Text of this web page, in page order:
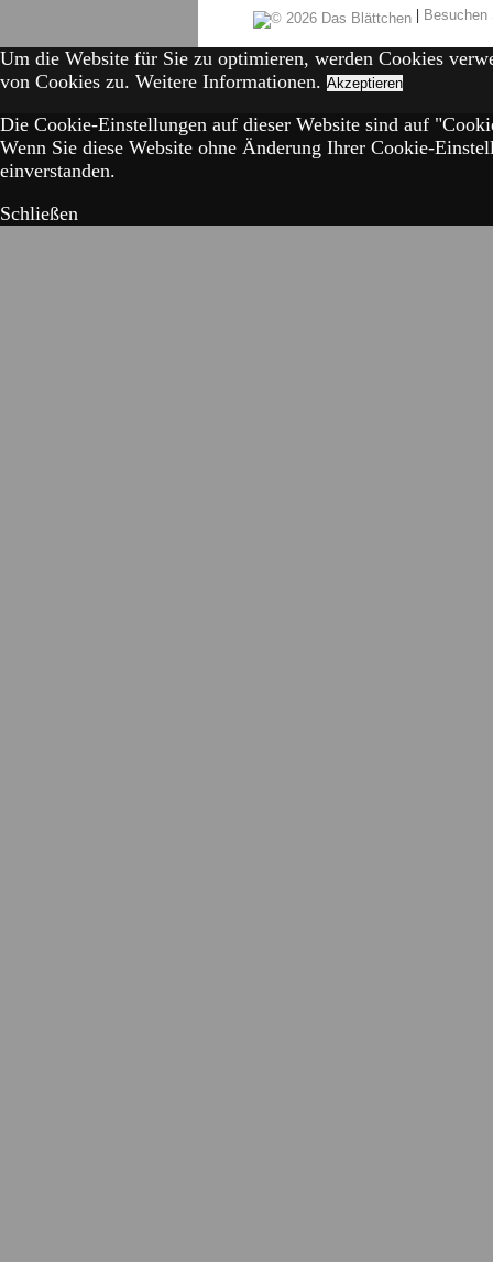
|
Um die Website für Sie zu optimieren, werden Cookies
von Cookies zu. Weitere Informationen. Akzeptieren
Die Cookie-Einstellungen auf dieser Website sind auf
Wenn Sie diese Website ohne Änderung Ihrer Cookie-
einverstanden.
Schließen